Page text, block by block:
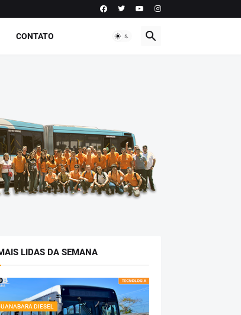
CONTATO
LIDAS DA SEMANA
DIESEL